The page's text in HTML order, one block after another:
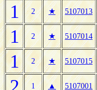
1 2 ★ 5107013
1 2 ★ 5107014
1 2 ★ 5107015
1 ▲ 5107001